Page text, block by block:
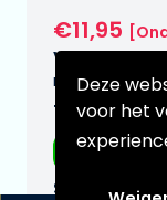
Deze
voor het
€11,95
Verwachtte
n.v.t.
Type:
Serie: